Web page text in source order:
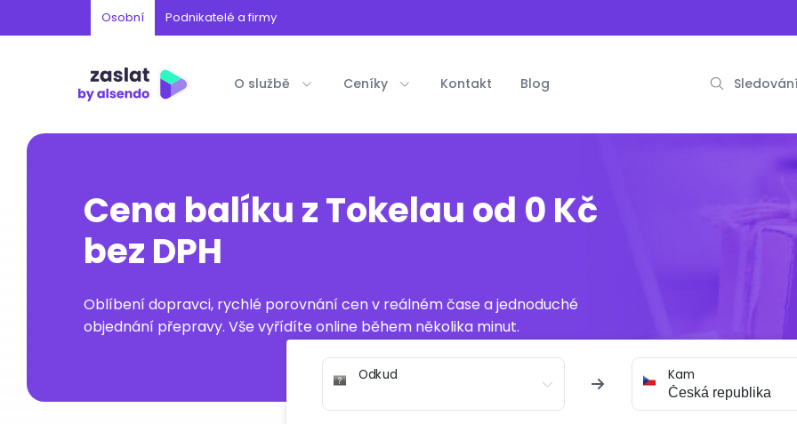
Osobní Podnikatelé a firmy
O službě Ceníky Kontakt Blog
Cena balíku z Tokelau od 0 Kč
bez DPH
Oblíbení dopravci, rychlé porovnání cen v reálném čase a jednoduché
objednání přepravy. Vše vyřídíte online během několika minut.
Odkud Kam